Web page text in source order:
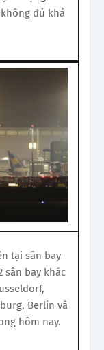
đủ khả
tại sân bay
sân bay khác
Berlin và
hôm nay.